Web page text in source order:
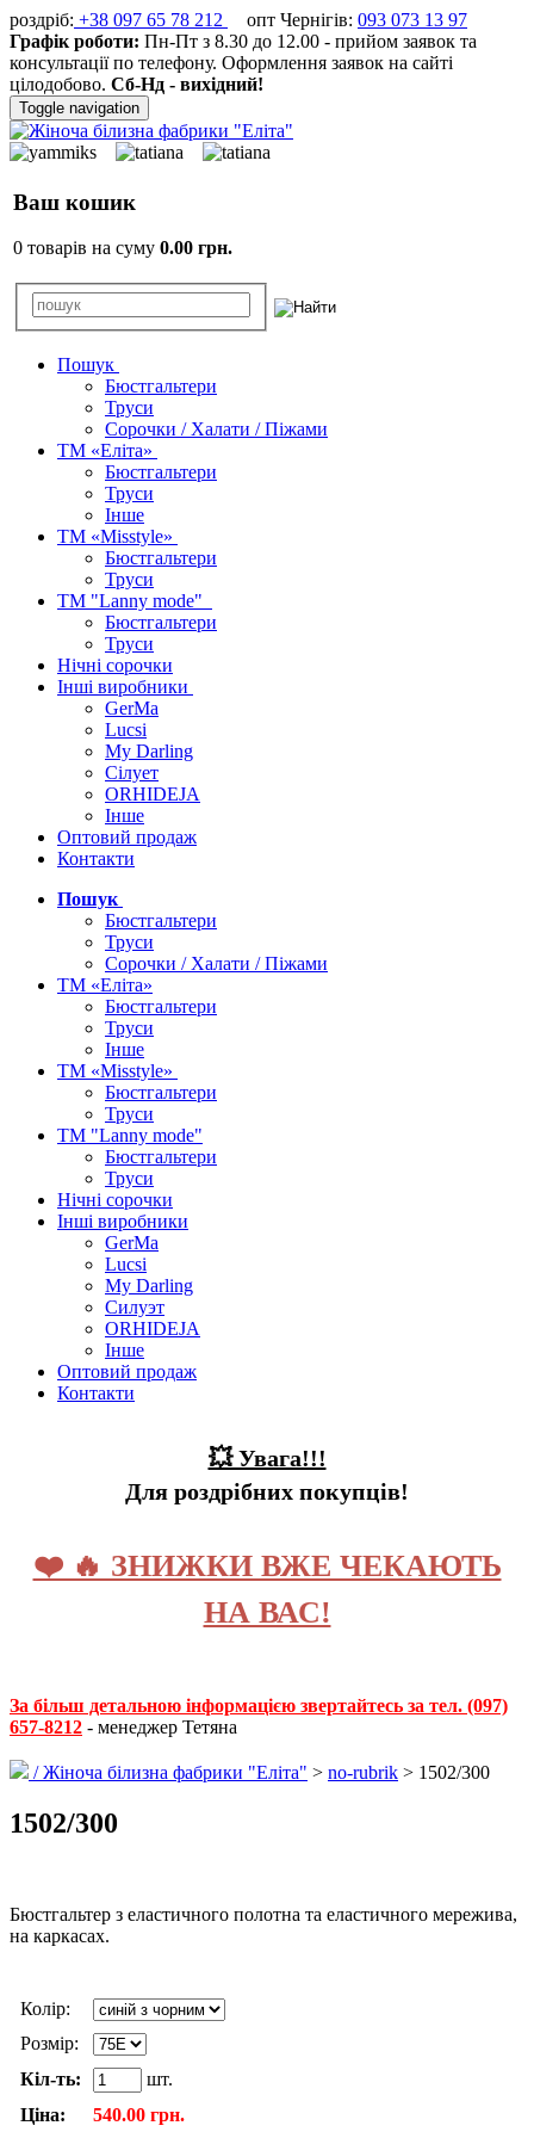
роздріб: +38 097 65 78 212 опт Чернігів: 093 073 13 97
Графік роботи: Пн-Пт з 8.30 до 12.00 - прийом заявок та
консультації по телефону. Оформлення заявок на сайті
цілодобово. Сб-Нд - вихідний!
Toggle navigation
Ваш кошик
0 товарів на суму 0.00 грн.
Пошук
Бюстгальтери
Труси
Сорочки / Халати / Піжами
ТМ «Еліта»
Бюстгальтери
Труси
Інше
ТМ «Misstyle»
Бюстгальтери
Труси
ТМ "Lanny mode"
Бюстгальтери
Труси
Нічні сорочки
Інші виробники
GerMa
Lucsi
My Darling
Сілует
ORHIDEJA
Інше
Оптовий продаж
Контакти
Пошук
Бюстгальтери
Труси
Сорочки / Халати / Піжами
ТМ «Еліта»
Бюстгальтери
Труси
Інше
ТМ «Misstyle»
Бюстгальтери
Труси
ТМ "Lanny mode"
Бюстгальтери
Труси
Нічні сорочки
Інші виробники
GerMa
Lucsi
My Darling
Силуэт
ORHIDEJA
Інше
Оптовий продаж
Контакти
💥 Увага!!!
Для роздрібних покупців!
❤️ 🔥 ЗНИЖКИ ВЖЕ ЧЕКАЮТЬ
НА ВАС!
За більш детальною інформацією звертайтесь за тел. (097)
657-8212 - менеджер Тетяна
/Жіноча білизна фабрики "Еліта" > no-rubrik > 1502/300
1502/300
Бюстгальтер з еластичного полотна та еластичного мережива,
на каркасах.
Колір:
Розмір:
Кіл-ть:
шт.
Ціна:
540.00 грн.